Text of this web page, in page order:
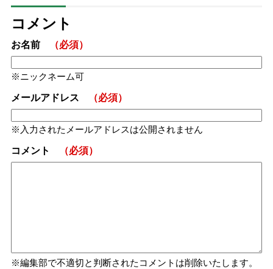
コメント
お名前 （必須）
ニックネーム可
メールアドレス （必須）
入力されたメールアドレスは公開されません
コメント （必須）
編集部で不適切と判断されたコメントは削除いたします。